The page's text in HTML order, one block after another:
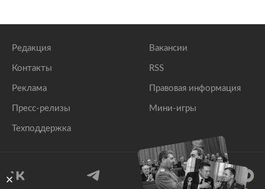
Редакция
Контакты
Реклама
Пресс-релизы
Техподдержка
Вакансии
RSS
Правовая информация
Мини-игры